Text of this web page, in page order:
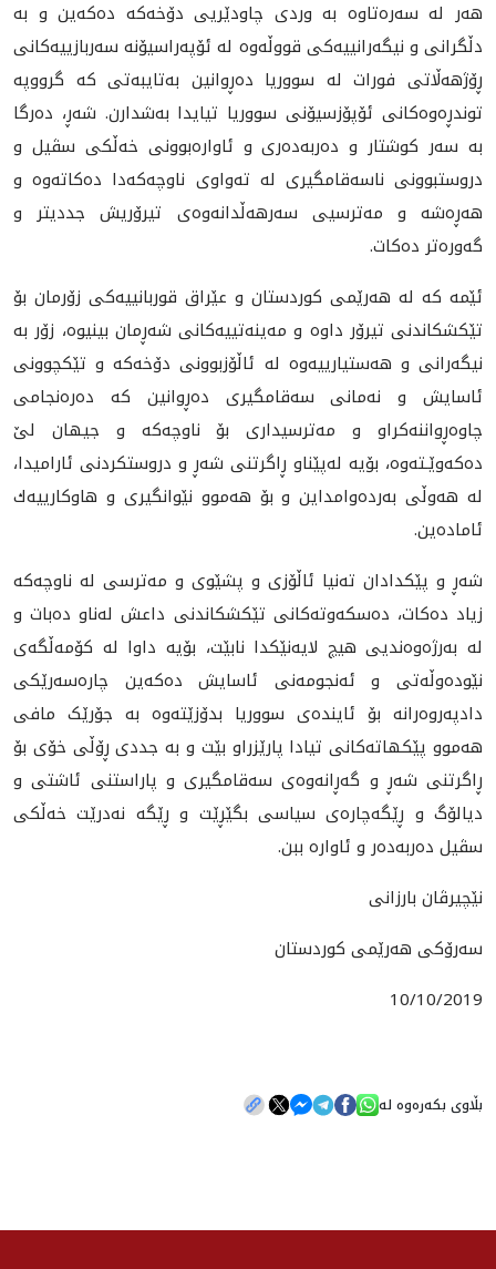
هەر لە سەرەتاوە بە وردى چاودێریى دۆخەکە دەکەین و بە
دڵگرانى و نیگەرانییەکى قووڵەوە لە ئۆپەراسیۆنە سەربازییەکانى
ڕۆژهەڵاتى فورات لە سووریا دەڕوانین بەتایبەتى کە گرووپە
توندڕەوەکانى ئۆپۆزسیۆنى سووریا تیایدا بەشدارن. شەڕ، دەرگا
بە سەر کوشتار و دەربەدەرى و ئاوارەبوونى خەڵکى سڤیل و
دروستبوونى ناسەقامگیرى لە تەواوى ناوچەکەدا دەکاتەوە و
هەڕەشە و مەترسیى سەرهەڵدانەوەى تیرۆریش جددیتر و
گەورەتر دەکات.
ئێمە کە لە هەرێمی كوردستان و عێراق قوربانییەكی زۆرمان بۆ
تێكشكاندنی تیرۆر داوە و مەینەتییەکانى شەڕمان بینیوە، زۆر بە
نیگەرانى و هەستیارییەوە لە ئاڵۆزبوونی دۆخەكە و تێکچوونى
ئاسایش و نەمانى سەقامگیرى دەڕوانین کە دەرەنجامى
چاوەڕواننەکراو و مەترسیدارى بۆ ناوچەکە و جیهان لێ
دەکەوێـتەوە، بۆیە لەپێناو ڕاگرتنی شەڕ و دروستكردنی ئارامیدا،
لە هەوڵى بەردەوامداین و بۆ هەموو نێوانگیری و هاوكارییەك
ئامادەین.
شەڕ و پێکدادان تەنیا ئاڵۆزى و پشێوى و مەترسی لە ناوچەکە
زیاد دەکات، دەسکەوتەکانى تێکشکاندنى داعش لەناو دەبات و
لە بەرژەوەندیى هیچ لایەنێکدا نابێت، بۆیە داوا لە کۆمەڵگەى
نێودەوڵەتى و ئەنجومەنى ئاسایش دەکەین چارەسەرێکى
دادپەروەرانە بۆ ئایندەى سووریا بدۆزێتەوە بە جۆرێک مافى
هەموو پێکهاتەکانى تیادا پارێزراو بێت و بە جددى ڕۆڵى خۆى بۆ
ڕاگرتنى شەڕ و گەڕانەوەى سەقامگیرى و پاراستنى ئاشتى و
دیالۆگ و ڕێگەچارەى سیاسى بگێڕێت و ڕێگە نەدرێت خەڵکى
سڤیل دەربەدەر و ئاوارە ببن.
نێچیرڤان بارزانى
سەرۆکى هەرێمى کوردستان
10/10/2019
بڵاوی بکەرەوە لە